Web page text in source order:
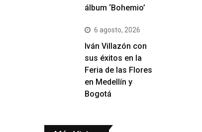
álbum ‘Bohemio’
6 agosto, 2026
Iván Villazón con
sus éxitos en la
Feria de las Flores
en Medellín y
Bogotá